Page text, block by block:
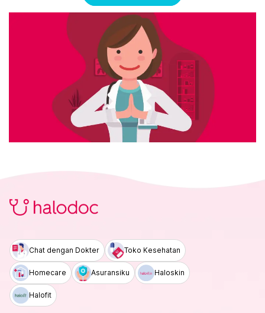
Chat dengan Dokter Toko Kesehatan
Homecare Asuransiku Haloskin
Halofit